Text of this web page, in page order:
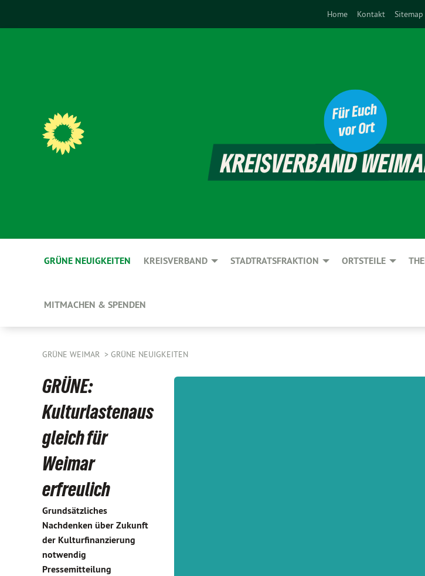
Home Kontakt Sitemap
GRÜNE NEUIGKEITEN KREISVERBAND STADTRATSFRAKTION ORTSTEILE
MITMACHEN & SPENDEN
GRÜNE WEIMAR GRÜNE NEUIGKEITEN
GRÜNE:
Kulturlastenaus
gleich für
Weimar
erfreulich
Grundsätzliches
Nachdenken über Zukunft
der Kulturfinanzierung
notwendig
Pressemitteilung